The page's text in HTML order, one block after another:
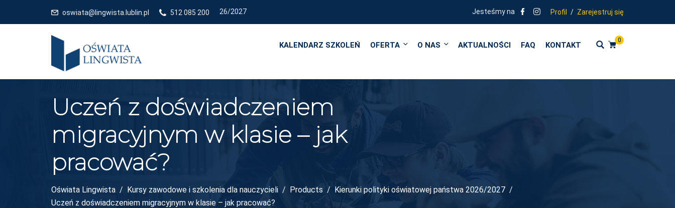
oswiata@lingwista.lublin.pl 512 085 200 REALIZUJEMY KURSY I SZKOLENIA ZGODNE Z KIERUNKAMI POLITYKI OŚWIATOWEJ PAŃSTWA -
Jesteśmy na Profil / Zarejestruj się
0
KALENDARZ SZKOLEŃ OFERTA O NAS AKTUALNOŚCI FAQ KONTAKT
Uczeń z doświadczeniem
migracyjnym w klasie – jak
pracować?
Oświata Lingwista Kursy zawodowe i szkolenia dla nauczycieli Products
Kierunki polityki oświatowej państwa 2026/2027
Uczeń z doświadczeniem migracyjnym w klasie – jak pracować?